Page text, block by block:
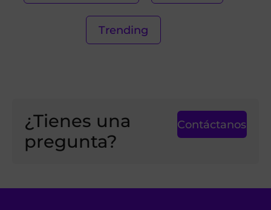
Trending
¿Tienes una
pregunta?
Contáctanos